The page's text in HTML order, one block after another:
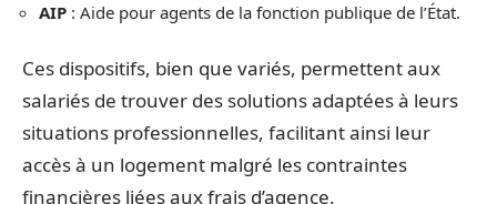
AIP : Aide pour agents de la fonction publique de l’État.
Ces dispositifs, bien que variés, permettent aux
salariés de trouver des solutions adaptées à leurs
situations professionnelles, facilitant ainsi leur
accès à un logement malgré les contraintes
financières liées aux frais d’agence.